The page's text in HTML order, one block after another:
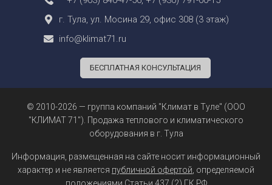
г. Тула, ул. Мосина 29, офис 308 (3 этаж)
info@klimat71.ru
БЕСПЛАТНАЯ КОНСУЛЬТАЦИЯ
© 2010-2026 — группа компаний "Климат в Туле" (ООО
"КЛИМАТ 71"). Продажа теплового и климатического
оборудования в г. Тула
Информация, размещенная на сайте носит информационный
характер и не является публичной офертой , определяемой
положениями Статьи 437 (2) ГК РФ